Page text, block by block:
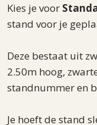
Kies je voor
stand voor je
Deze bestaat uit
2.50m hoog,
standnummer en
Je hoeft de stand